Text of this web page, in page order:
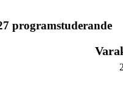
programstuderande